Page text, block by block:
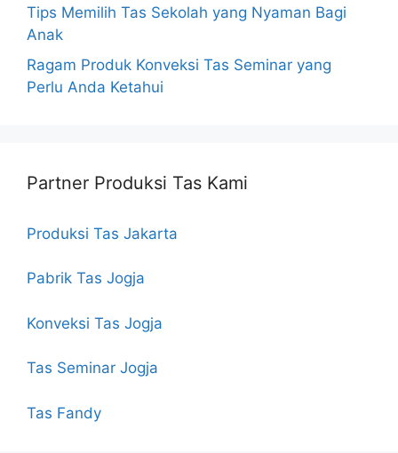
Tips Memilih Tas Sekolah yang Nyaman Bagi
Anak
Ragam Produk Konveksi Tas Seminar yang
Perlu Anda Ketahui
Partner Produksi Tas Kami
Produksi Tas Jakarta
Pabrik Tas Jogja
Konveksi Tas Jogja
Tas Seminar Jogja
Tas Fandy